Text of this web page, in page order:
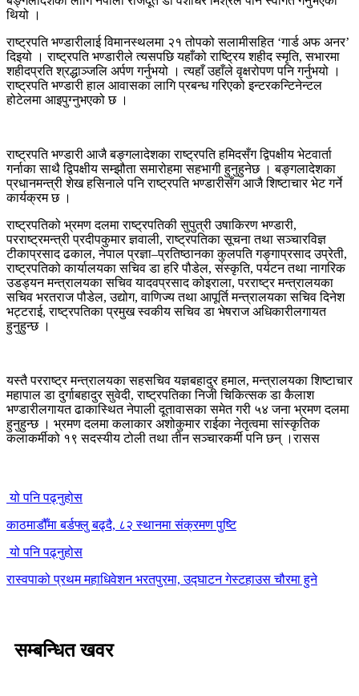
थियो ।
राष्ट्रपति भण्डारीलाई विमानस्थलमा २१ तोपको सलामीसहित ‘गार्ड अफ अनर’
दिइयो । राष्ट्रपति भण्डारीले त्यसपछि यहाँको राष्ट्रिय शहीद स्मृति, सभारमा
शहीदप्रति श्रद्धाञ्जलि अर्पण गर्नुभयो । त्यहाँ उहाँले वृक्षरोपण पनि गर्नुभयो ।
राष्ट्रपति भण्डारी हाल आवासका लागि प्रबन्ध गरिएको इन्टरकन्टिनेन्टल
होटेलमा आइपुग्नुभएको छ ।
राष्ट्रपति भण्डारी आजै बङ्गलादेशका राष्ट्रपति हमिदसँग द्विपक्षीय भेटवार्ता
गर्नाका साथै द्विपक्षीय सम्झौता समारोहमा सहभागी हुनुहुनेछ । बङ्गलादेशका
प्रधानमन्त्री शेख हसिनाले पनि राष्ट्रपति भण्डारीसँग आजै शिष्टाचार भेट गर्ने
कार्यक्रम छ ।
राष्ट्रपतिको भ्रमण दलमा राष्ट्रपतिकी सुपुत्री उषाकिरण भण्डारी,
परराष्ट्रमन्त्री प्रदीपकुमार ज्ञवाली, राष्ट्रपतिका सूचना तथा सञ्चारविज्ञ
टीकाप्रसाद ढकाल, नेपाल प्रज्ञा–प्रतिष्ठानका कुलपति गङ्गाप्रसाद उप्रेती,
राष्ट्रपतिको कार्यालयका सचिव डा हरि पौडेल, संस्कृति, पर्यटन तथा नागरिक
उडड्यन मन्त्रालयका सचिव यादवप्रसाद कोइराला, परराष्ट्र मन्त्रालयका
सचिव भरतराज पौडेल, उद्योग, वाणिज्य तथा आपूर्ति मन्त्रालयका सचिव दिनेश
भट्टराई, राष्ट्रपतिका प्रमुख स्वकीय सचिव डा भेषराज अधिकारीलगायत
हुनुहुन्छ ।
यस्तै परराष्ट्र मन्त्रालयका सहसचिव यज्ञबहादुर हमाल, मन्त्रालयका शिष्टाचार
महापाल डा दुर्गाबहादुर सुवेदी, राष्ट्रपतिका निजी चिकित्सक डा कैलाश
भण्डारीलगायत ढाकास्थित नेपाली दूतावासका समेत गरी ५४ जना भ्रमण दलमा
हुनुहुन्छ । भ्रमण दलमा कलाकार अशोकुमार राईका नेतृत्वमा सांस्कृतिक
कलाकर्मीको १९ सदस्यीय टोली तथा तीन सञ्चारकर्मी पनि छन् ।रासस
यो पनि पढ्नुहोस
काठमाडौँमा बर्डफ्लु बढ्दै, ८२ स्थानमा संक्रमण पुष्टि
यो पनि पढ्नुहोस
रास्वपाको प्रथम महाधिवेशन भरतपुरमा, उद्घाटन गेस्टहाउस चौरमा हुने
सम्बन्धित खवर